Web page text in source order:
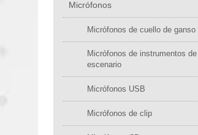
Micrófonos
Micrófonos de cuello de ganso
Micrófonos de instrumentos de
escenario
Micrófonos USB
Micrófonos de clip